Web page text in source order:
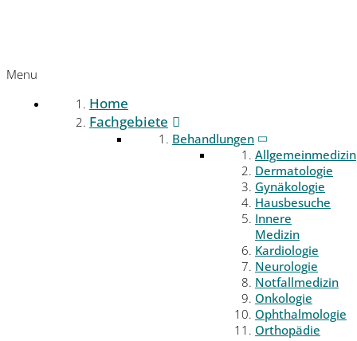
Menu
Home
Fachgebiete
Behandlungen
Allgemeinmedizin
Dermatologie
Gynäkologie
Hausbesuche
Innere
Medizin
Kardiologie
Neurologie
Notfallmedizin
Onkologie
Ophthalmologie
Orthopädie